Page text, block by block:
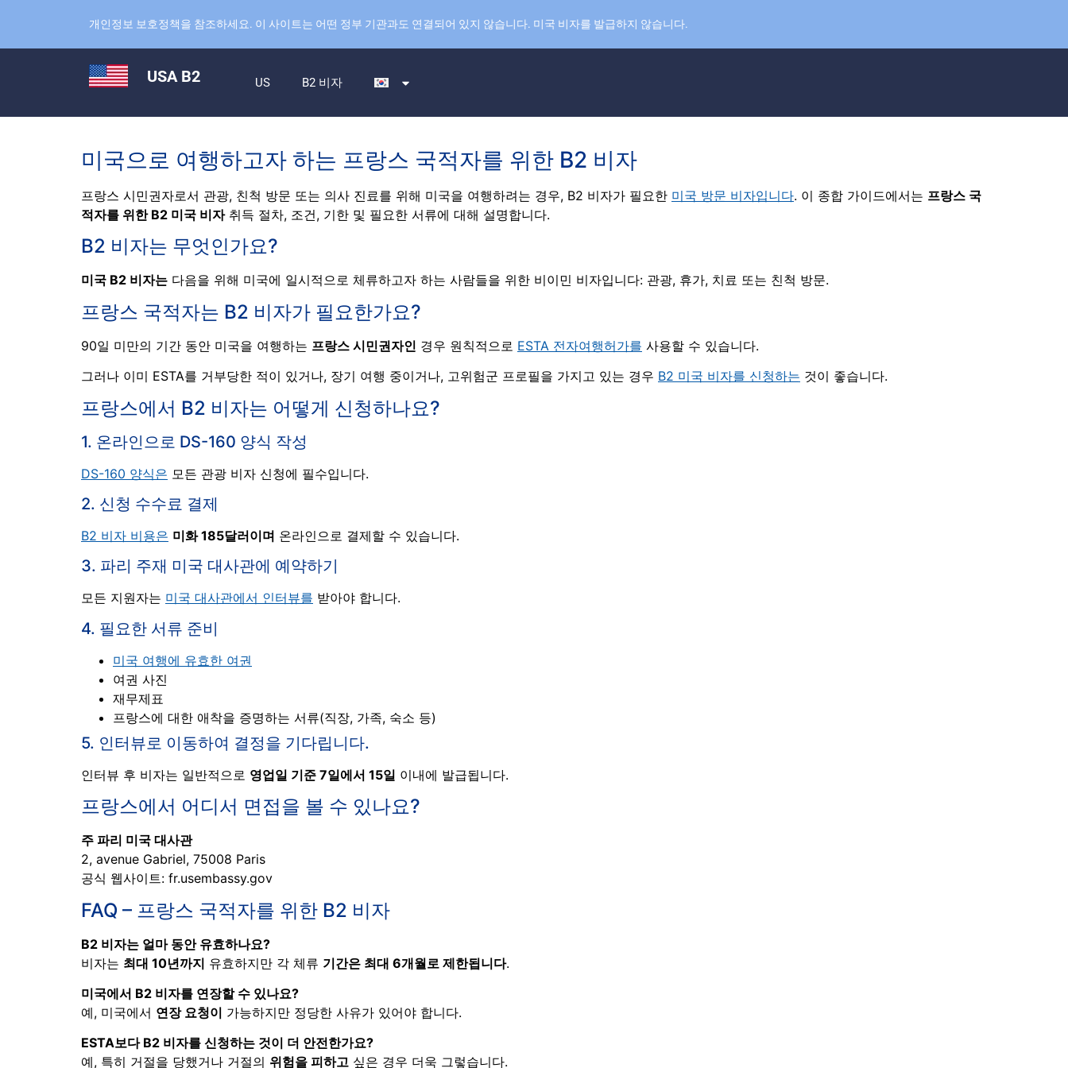
개인정보 보호정책을 참조하세요. 이 사이트는 어떤 정부 기관과도 연결되어 있지 않습니다. 미국 비자를 발급하지 않습니다.
USA B2 US B2 비자
미국으로 여행하고자 하는 프랑스 국적자를 위한 B2 비자
프랑스 시민권자로서 관광, 친척 방문 또는 의사 진료를 위해 미국을 여행하려는 경우, B2 비자가 필요한 미국 방문 비자입니다. 이 종합 가이드에서는 프랑스 국
적자를 위한 B2 미국 비자취득 절차, 조건, 기한 및 필요한 서류에 대해 설명합니다.
B2 비자는 무엇인가요?
미국 B2 비자는 다음을 위해 미국에 일시적으로 체류하고자 하는 사람들을 위한 비이민 비자입니다: 관광, 휴가, 치료 또는 친척 방문.
프랑스 국적자는 B2 비자가 필요한가요?
90일 미만의 기간 동안 미국을 여행하는 프랑스 시민권자인 경우 원칙적으로 ESTA 전자여행허가를 사용할 수 있습니다.
그러나 이미 ESTA를 거부당한 적이 있거나, 장기 여행 중이거나, 고위험군 프로필을 가지고 있는 경우 B2 미국 비자를 신청하는 것이 좋습니다.
프랑스에서 B2 비자는 어떻게 신청하나요?
1. 온라인으로 DS-160 양식 작성
DS-160 양식은 모든 관광 비자 신청에 필수입니다.
2. 신청 수수료 결제
B2 비자 비용은 미화 185달러이며 온라인으로 결제할 수 있습니다.
3. 파리 주재 미국 대사관에 예약하기
모든 지원자는 미국 대사관에서 인터뷰를 받아야 합니다.
4. 필요한 서류 준비
미국 여행에 유효한 여권
여권 사진
재무제표
프랑스에 대한 애착을 증명하는 서류(직장, 가족, 숙소 등)
5. 인터뷰로 이동하여 결정을 기다립니다.
인터뷰 후 비자는 일반적으로 영업일 기준 7일에서 15일 이내에 발급됩니다.
프랑스에서 어디서 면접을 볼 수 있나요?
주 파리 미국 대사관
2, avenue Gabriel, 75008 Paris
공식 웹사이트: fr.usembassy.gov
FAQ – 프랑스 국적자를 위한 B2 비자
B2 비자는 얼마 동안 유효하나요?
비자는 최대 10년까지 유효하지만 각 체류 기간은 최대 6개월로 제한됩니다.
미국에서 B2 비자를 연장할 수 있나요?
예, 미국에서 연장 요청이 가능하지만 정당한 사유가 있어야 합니다.
ESTA보다 B2 비자를 신청하는 것이 더 안전한가요?
예, 특히 거절을 당했거나 거절의 위험을 피하고 싶은 경우 더욱 그렇습니다.